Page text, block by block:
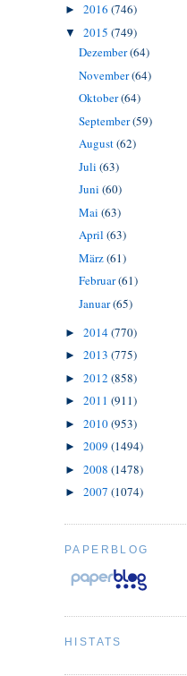
► 2016 (746)
▼ 2015 (749)
Dezember(64)
November(64)
Oktober(64)
September(59)
August(62)
Juli (63)
Juni (60)
Mai (63)
April (63)
März(61)
Februar(61)
Januar(65)
► 2014(770)
► 2013 (775)
► 2012 (858)
► 2011 (911)
► 2010(953)
► 2009 (1494)
► 2008 (1478)
► 2007 (1074)
PAPERBLOG
HISTATS